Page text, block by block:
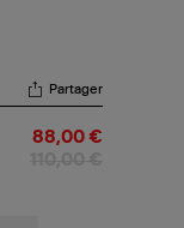
Partager
88,00 €